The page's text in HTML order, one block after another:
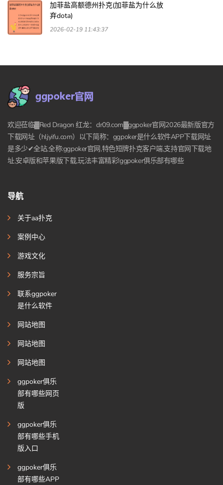
加菲盐高额德州扑克(加菲盐为什么放
弃dota)
2026-02-19 11:43:37
欢迎莅临▓Red Dragon 红龙：dr09.com▓ggpoker官网2026最新版官方
下载网址（hljyifu.com）以下简称：ggpoker是什么软件APP下载网址
是多少✔全站,全称:ggpoker官网,特色短牌扑克客户端,支持官网下载地
址,安卓版和苹果版下载,玩法丰富精彩!ggpoker俱乐部有哪些
导航
关于aa扑克
案例中心
游戏文化
服务宗旨
联系ggpoker
是什么软件
网站地图
网站地图
网站地图
ggpoker俱乐
部有哪些网页
版
ggpoker俱乐
部有哪些手机
版入口
ggpoker俱乐
部有哪些APP